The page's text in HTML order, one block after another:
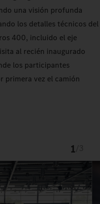
una visión profunda
los detalles técnicos del
400, incluido el eje
al recién inaugurado
los participantes
primera vez el camión
1